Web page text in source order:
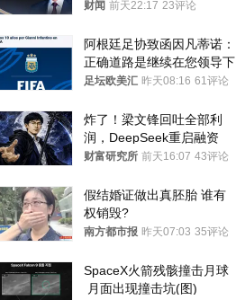
财闻 前天22:17 23评论
阿根廷足协致函因凡蒂诺：
正确道路是继续在您领导下
足坛欧美汇 昨天08:16 61评论
炸了！梁文锋回吐全部利
润，DeepSeek重启融资
财富研究所 前天16:07 43评论
假结婚证做出真胚胎 谁有
权销毁?
南方都市报 昨天07:03 35评论
SpaceX火箭残骸撞击月球
月面出现撞击坑(图)